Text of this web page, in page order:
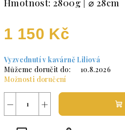
Hmotnost: 2800g |⌀ 28cm
1 150 Kč
Vyzvednutí v kavárně Liliová
Můžeme doručit do:
10.8.2026
Možnosti doručení
+
−